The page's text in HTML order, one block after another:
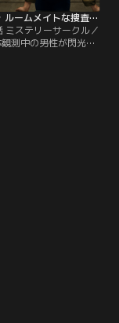
トム＆ローラ ルームメイトな捜査官 第10話／字幕
ミステリーサークル／
測中の男性が閃光を
つ然と姿を消し、翌
にできたミステリー
れた“と主張し続け
が、強い光を放つ懐中